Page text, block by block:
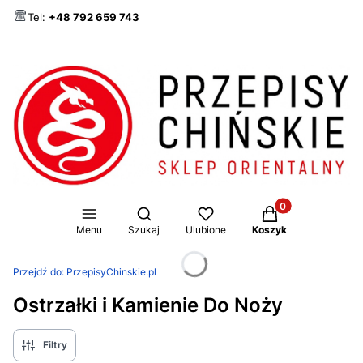
Tel: +48 792 659 743
Menu
Otwórz wyszukiwarkę
Szukaj Ulubione
Produkty w
Koszyk
Przejdź do: PrzepisyChinskie.pl
Ostrzałki i Kamienie Do Noży
Filtry